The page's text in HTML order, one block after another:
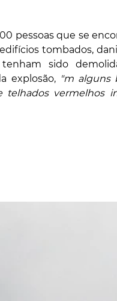
pessoas que se
tombados,
sido
explosão, "m alguns
vermelhos